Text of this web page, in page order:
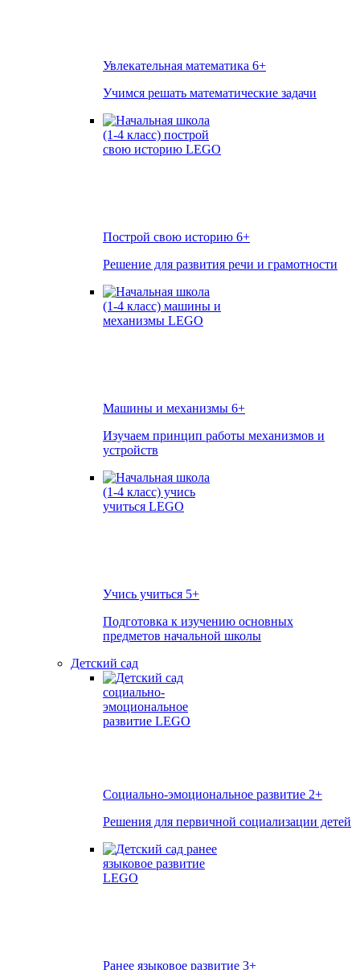
Увлекательная математика 6+
Учимся решать математические задачи
Построй свою историю 6+
Решение для развития речи и грамотности
Машины и механизмы 6+
Изучаем принцип работы механизмов и
устройств
Учись учиться 5+
Подготовка к изучению основных
предметов начальной школы
Детский сад
Социально-эмоциональное развитие 2+
Решения для первичной социализации детей
Ранее языковое развитие 3+